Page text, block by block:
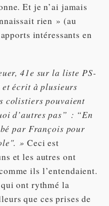
Et je n’ai jamais
rien » (au
intéressants en
41e sur la liste PS-
et écrit à plusieurs
colistiers pouvaient
d’autres pas” : “En
par François pour
» Ceci est
et les autres ont
ils l’entendaient.
ont rythmé la
que ces prises de